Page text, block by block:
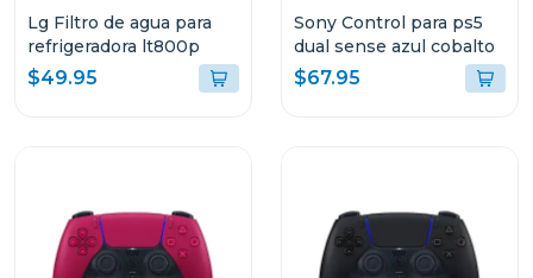
Lg Filtro de agua para
refrigeradora lt800p
$49.95
Sony Control para ps5
dual sense azul cobalto
$67.95